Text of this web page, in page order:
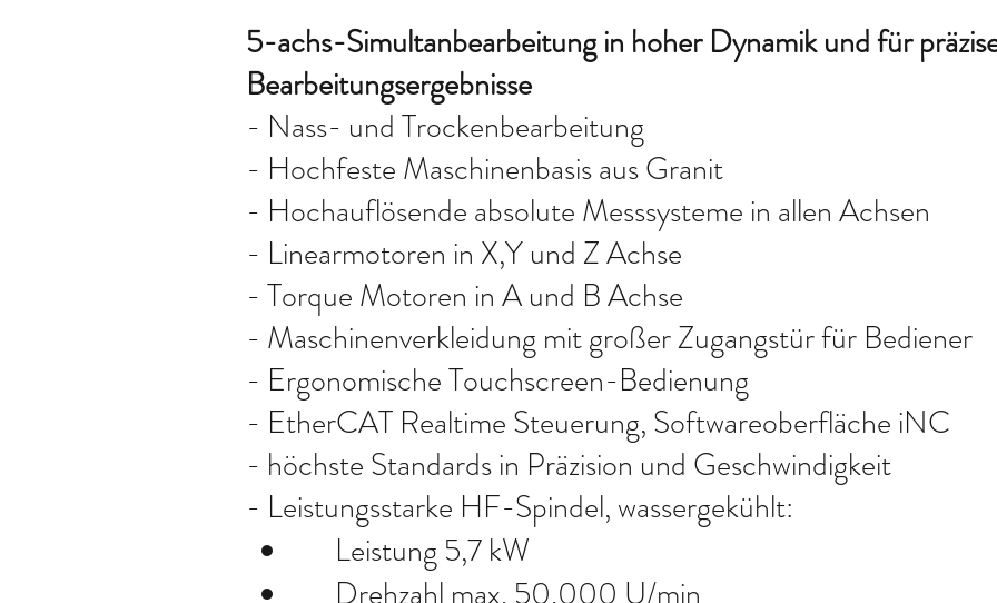
5-achs-Simultanbearbeitung in hoher Dynamik und für
Bearbeitungsergebnisse
- Nass- und Trockenbearbeitung
- Hochfeste Maschinenbasis aus Granit
- Hochauflösende absolute Messsysteme in allen Achsen
- Linearmotoren in X,Y und Z Achse
- Torque Motoren in A und B Achse
- Maschinenverkleidung mit großer Zugangstür für Bediener
- Ergonomische Touchscreen-Bedienung
- EtherCAT Realtime Steuerung, Softwareoberfläche iNC
- höchste Standards in Präzision und Geschwindigkeit
- Leistungsstarke HF-Spindel, wassergekühlt:
Leistung 5,7 kW